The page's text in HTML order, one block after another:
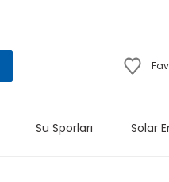
Su Sporları Solar